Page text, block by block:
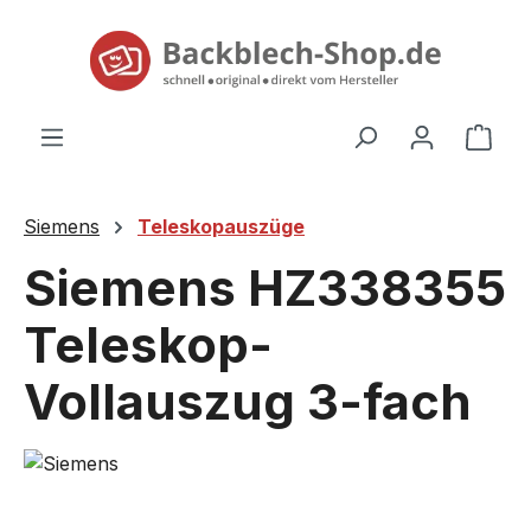
springen
Siemens Teleskopauszüge
Siemens HZ338355
Teleskop-
Vollauszug 3-fach